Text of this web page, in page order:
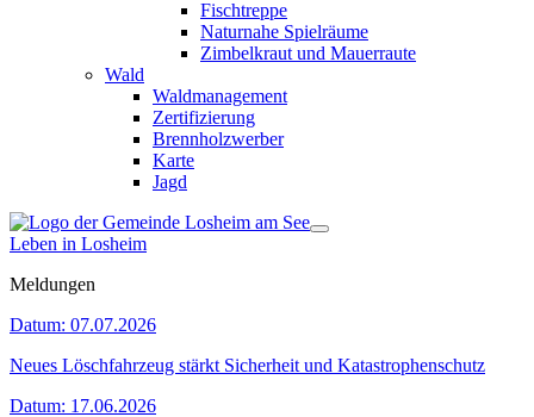
Fischtreppe
Naturnahe Spielräume
Zimbelkraut und Mauerraute
Wald
Waldmanagement
Zertifizierung
Brennholzwerber
Karte
Jagd
Leben in Losheim
Meldungen
Datum: 07.07.2026
Neues Löschfahrzeug stärkt Sicherheit und Katastrophenschutz
Datum: 17.06.2026